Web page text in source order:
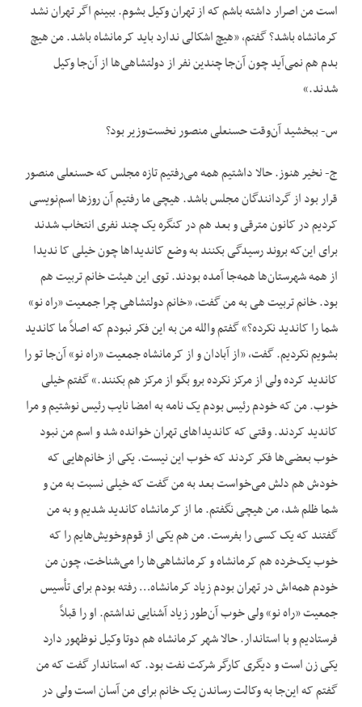
است من اصرار داشته باشم که از تهران وکیل بشوم. ببینم اگر تهران نشد
کرمانشاه باشد؟ گفتم، «هیچ اشکالی ندارد باید کرمانشاه باشد. من هیچ
بدم هم نمی‌آید چون آن‌جا چندین نفر از دولتشاهی‌ها از آن‌جا وکیل
شدند.»
س- ببخشید آن‌وقت حسنعلی منصور نخست‌وزیر بود؟
ج- نخیر هنوز. حالا داشتیم همه می‌رفتیم تازه مجلس که حسنعلی منصور
قرار بود از گردانندگان مجلس باشد. هیچی ما رفتیم آن روزها اسم‌نویسی
کردیم در کانون مترقی و بعد هم در کنگره یک چند نفری انتخاب شدند
برای این‌که بروند رسیدگی بکنند به وضع کاندیداها چون خیلی کا ندیدا
از همه شهرستان‌ها همه‌جا آمده بودند. توی این هیئت خانم تربیت هم
بود. خانم تربیت هی به من گفت، «خانم دولتشاهی چرا جمعیت «راه نو»
شما را کاندید نکرده؟» گفتم والله من به این فکر نبودم که اصلاً ما کاندید
بشویم نکردیم. گفت، «از آبادان و از کرمانشاه جمعیت «راه نو» آن‌جا تو را
کاندید کرده ولی از مرکز نکرده برو بگو از مرکز هم بکنند.» گفتم خیلی
خوب. من که خودم رئیس بودم یک نامه به امضا نایب رئیس نوشتیم و مرا
کاندید کردند. وقتی که کاندیداهای تهران خوانده شد و اسم من نبود
خوب بعضی‌ها فکر کردند که خوب این نیست. یکی از خانم‌هایی که
خودش هم دلش می‌خواست بعد به من گفت که خیلی نسبت به من و
شما ظلم شد، من هیچی نگفتم. ما از کرمانشاه کاندید شدیم و به من
گفتند که یک کسی را بفرست. من هم یکی از قوم‌وخویش‌هایم را که
خوب یک‌خرده هم کرمانشاه و کرمانشاهی‌ها را می‌شناخت، چون من
خودم همه‌اش در تهران بودم زیاد کرمانشاه… رفته بودم برای تأسیس
جمعیت «راه نو» ولی خوب آن‌طور زیاد آشنایی نداشتم. او را قبلاً
فرستادیم و با استاندار. حالا شهر کرمانشاه هم دوتا وکیل نوظهور دارد
یکی زن است و دیگری کارگر شرکت نفت بود. که استاندار گفت که من
گفتم که این‌جا به وکالت رساندن یک خانم برای من آسان است ولی در